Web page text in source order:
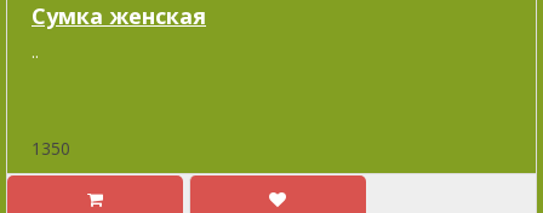
Сумка женская
..
1350